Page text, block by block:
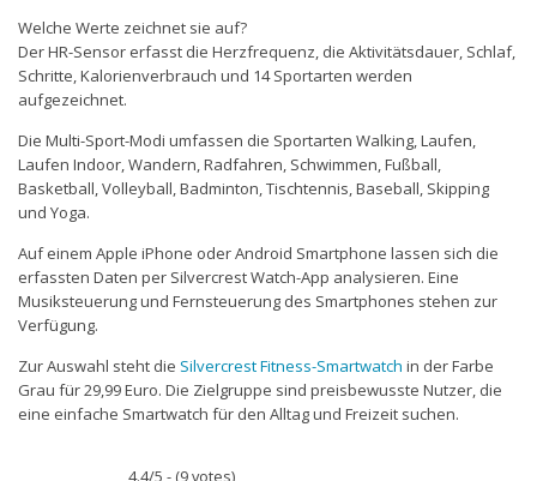
Welche Werte zeichnet sie auf?
Der HR-Sensor erfasst die Herzfrequenz, die Aktivitätsdauer, Schlaf,
Schritte, Kalorienverbrauch und 14 Sportarten werden
aufgezeichnet.
Die Multi-Sport-Modi umfassen die Sportarten Walking, Laufen,
Laufen Indoor, Wandern, Radfahren, Schwimmen, Fußball,
Basketball, Volleyball, Badminton, Tischtennis, Baseball, Skipping
und Yoga.
Auf einem Apple iPhone oder Android Smartphone lassen sich die
erfassten Daten per Silvercrest Watch-App analysieren. Eine
Musiksteuerung und Fernsteuerung des Smartphones stehen zur
Verfügung.
Zur Auswahl steht die Silvercrest Fitness-Smartwatch in der Farbe
Grau für 29,99 Euro. Die Zielgruppe sind preisbewusste Nutzer, die
eine einfache Smartwatch für den Alltag und Freizeit suchen.